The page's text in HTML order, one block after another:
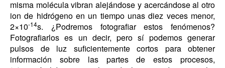
misma molécula vibran alejándose y acercándose al otro
ion de hidrógeno en un tiempo unas diez veces menor,
2×10-14s. ¿Podremos fotografiar estos fenómenos?
Fotografiarlos es un decir, pero sí podemos generar
pulsos de luz suficientemente cortos para obtener
información sobre las partes de estos procesos,